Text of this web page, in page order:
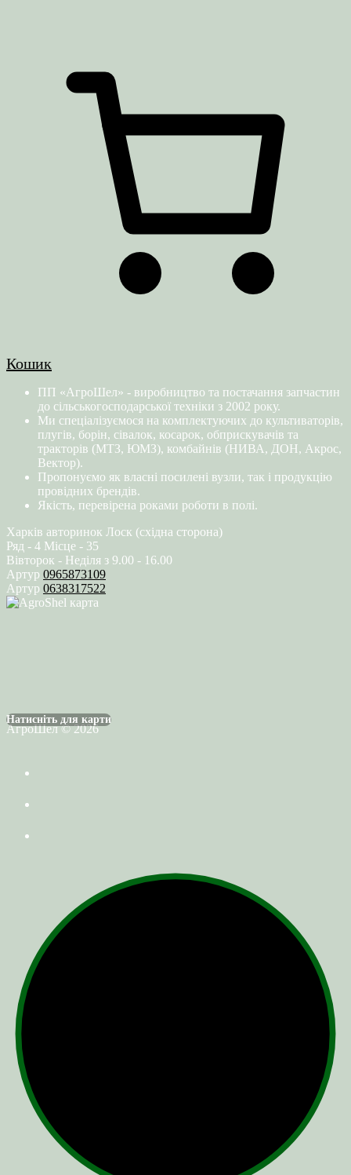
Кошик
ПП «АгроШел» - виробництво та постачання запчастин
до сільськогосподарської техніки з 2002 року.
Ми спеціалізуємося на комплектуючих до культиваторів,
плугів, борін, сівалок, косарок, обприскувачів та
тракторів (МТЗ, ЮМЗ), комбайнів (НИВА, ДОН, Акрос,
Вектор).
Пропонуємо як власні посилені вузли, так і продукцію
провідних брендів.
Якість, перевірена роками роботи в полі.
Харків авторинок Лоск (східна сторона)
Ряд - 4 Місце - 35
Вівторок - Неділя з 9.00 - 16.00
Артур 0965873109
Артур 0638317522
Натисніть для карти
АгроШел © 2026